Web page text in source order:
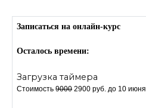
Записаться на онлайн-курс
Осталось времени:
Загрузка таймера
Стоимость90002900 руб. до 10 июня